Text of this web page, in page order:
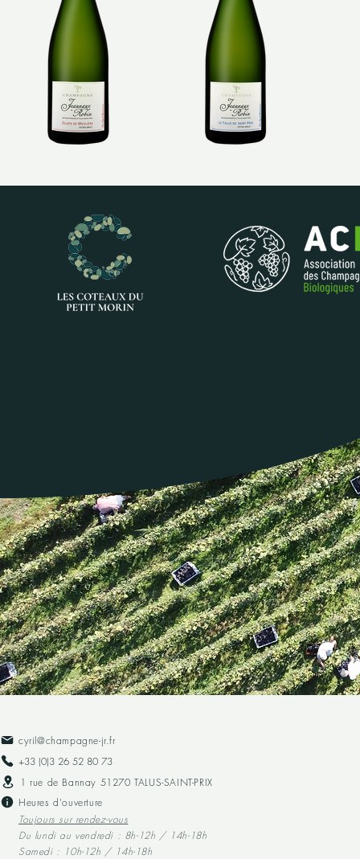
cyril@champagne-jr.fr
+33 (0)3 26 52 80 73​
1 rue de Bannay 51270 TALUS-SAINT-PRIX
Heures d'ouverture
Toujours sur rendez-vous
Du lundi au vendredi : 8h-12h / 14h-18h
Samedi : 10h-12h / 14h-18h